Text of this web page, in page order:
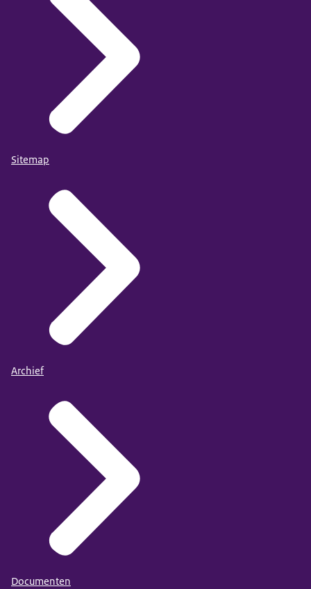
Sitemap
Archief
Documenten